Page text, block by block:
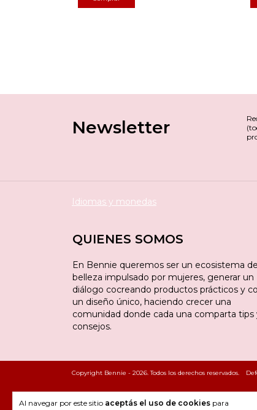
Al navegar por este sitio aceptás el uso de cookies para
Newsletter
Idiomas y monedas
QUIENES SOMOS
En Bennie queremos ser un ecosistema de
belleza impulsado por mujeres, generar un
diálogo cocreando productos prácticos y
un diseño único, haciendo crecer una
comunidad donde cada una comparta tips
consejos.
Copyright Bennie - 2026. Todos los derechos reservados.